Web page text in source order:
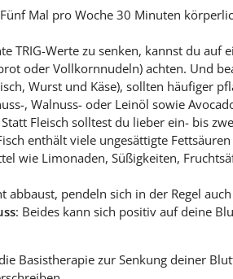
Mal pro Woche 30 Minuten
TRIG-Werte zu senken, kannst du
oder Vollkornnudeln) achten. Und
Wurst und Käse), sollten häufiger
, Walnuss- oder Leinöl sowie
Fleisch solltest du lieber ein- bis
enthält viele ungesättigte
wie Limonaden, Süßigkeiten,
abbaust, pendeln sich in der Regel
: Beides kann sich positiv auf deine
Basistherapie zur Senkung deiner